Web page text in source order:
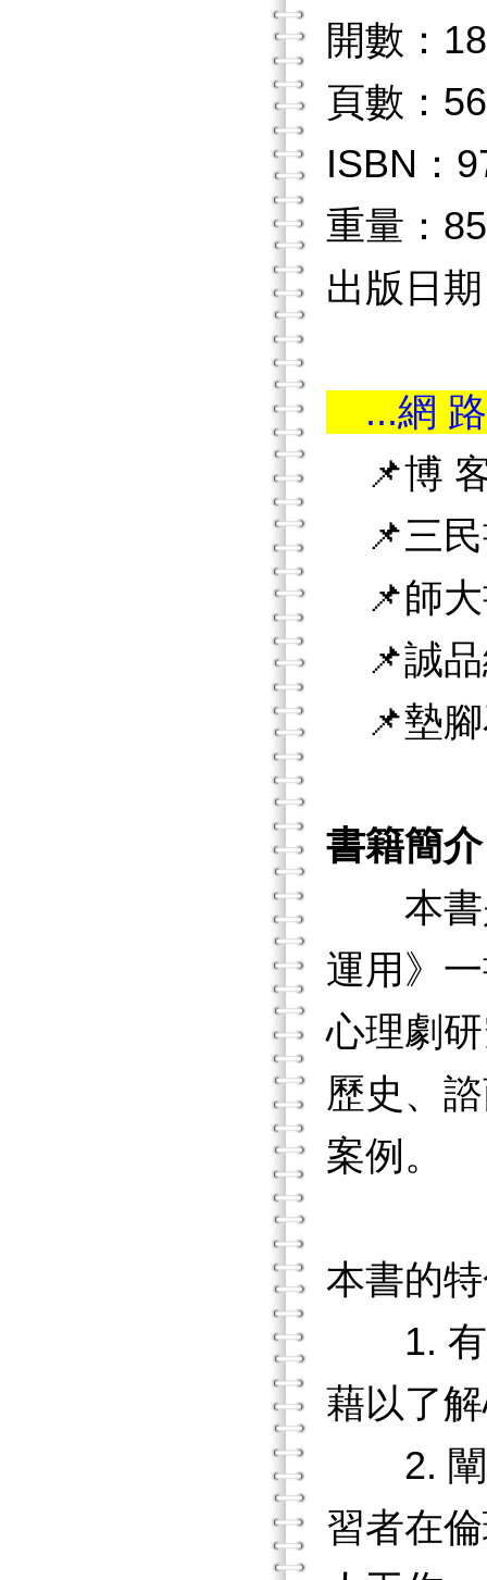
開數：18
頁數：
ISBN：
重量：
出版日
...網
📌博
📌三民
📌師大
📌誠品
📌墊腳
書籍簡介
本書是
運用》
心理劇
歷史、
案例。
本書的
1. 有
藉以了
2. 闡
習者在